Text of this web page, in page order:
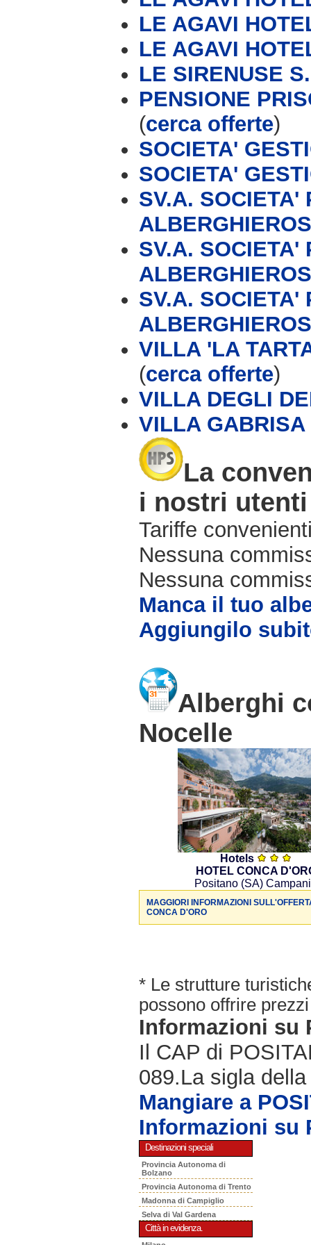
LE AGAVI
LE AGAVI
LE SIRENUSE
PENSIONE
(cerca offerte)
SOCIETA'
SOCIETA'
SV.A. SOCIETA'
SV.A. SOCIETA'
SV.A. SOCIETA'
VILLA 'LA
(cerca offerte)
VILLA DEGLI
VILLA GABRISA
La
i nostri utenti
Tariffe
Nessuna
Nessuna
Manca il tuo
Aggiungilo
Alberghi
Nocelle
Hotels
HOTEL CONCA
Positano (SA)
MAGGIORI INFORMAZIONI
CONCA D'ORO
* Le strutture
possono offrire
Informazioni su
Il CAP di
089.La sigla
Mangiare a
Informazioni su
Destinazioni speciali
Provincia Autonoma di
Bolzano
Provincia Autonoma di Trento
Madonna di Campiglio
Selva di Val Gardena
Città in evidenza.